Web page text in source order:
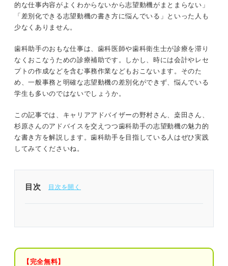
的な仕事内容がよくわからないから志望動機がまとまらない」
「差別化できる志望動機の書き方に悩んでいる」といった人も
少なくありません。
歯科助手のおもな仕事は、歯科医師や歯科衛生士が診療を滞り
なくおこなうための診療補助です。しかし、時には会計やレセ
プトの作成などを含む事務作業などもおこないます。そのた
め、一般事務と明確な志望動機の差別化ができず、悩んでいる
学生も多いのではないでしょうか。
この記事では、キャリアアドバイザーの野村さん、桒田さん、
杉原さんのアドバイスを交えつつ歯科助手の志望動機の魅力的
な書き方を解説します。歯科助手を目指している人はぜひ実践
してみてくださいね。
目次
歯科助手の勤務先は2パターンに分かれる
【完全無料】